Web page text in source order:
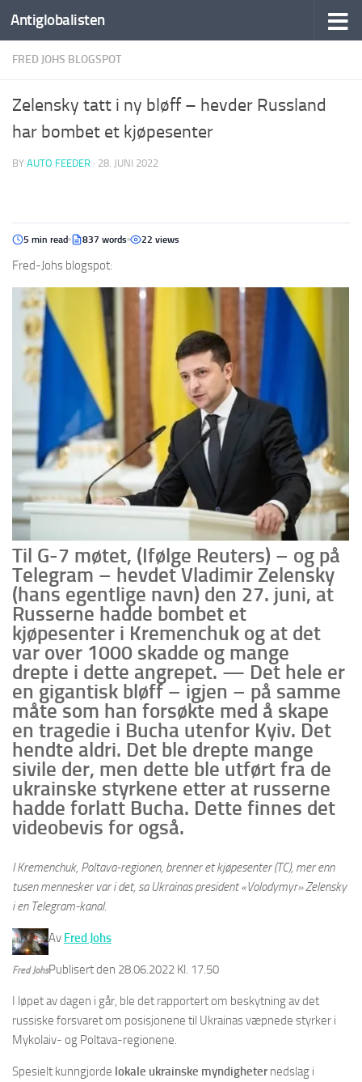
Antiglobalisten
FRED JOHS BLOGSPOT
Zelensky tatt i ny bløff – hevder Russland
har bombet et kjøpesenter
BY AUTO FEEDER · 28. JUNI 2022
5 min read 837 words 22 views
Fred-Johs blogspot:
Til G-7 møtet, (Ifølge Reuters) – og på
Telegram – hevdet Vladimir Zelensky
(hans egentlige navn) den 27. juni, at
Russerne hadde bombet et
kjøpesenter i Kremenchuk og at det
var over 1000 skadde og mange
drepte i dette angrepet. — Det hele er
en gigantisk bløff – igjen – på samme
måte som han forsøkte med å skape
en tragedie i Bucha utenfor Kyiv. Det
hendte aldri. Det ble drepte mange
sivile der, men dette ble utført fra de
ukrainske styrkene etter at russerne
hadde forlatt Bucha. Dette finnes det
videobevis for også.
I Kremenchuk, Poltava-regionen, brenner et kjøpesenter (TC), mer enn
tusen mennesker var i det, sa Ukrainas president «Volodymyr» Zelensky
i en Telegram-kanal.
Fred Johs
Av Fred Johs
Publisert den 28.06.2022 Kl. 17.50
I løpet av dagen i går, ble det rapportert om beskytning av det
russiske forsvaret om posisjonene til Ukrainas væpnede styrker i
Mykolaiv- og Poltava-regionene.
Spesielt kunngjorde lokale ukrainske myndigheternedslag i